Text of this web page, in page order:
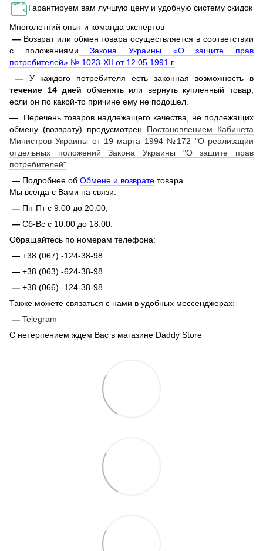
Гарантируем вам лучшую цену и удобную систему скидок
Многолетний опыт и команда экспертов
— Возврат или обмен товара осуществляется в соответствии
с положениями Закона Украины «О защите прав
потребителей» № 1023-XII от 12.05.1991 г.
— У каждого потребителя есть законная возможность в
течение 14 дней обменять или вернуть купленный товар,
если он по какой-то причине ему не подошел.
—
Перечень товаров надлежащего качества, не подлежащих
обмену (возврату) предусмотрен Постановлением Кабинета
Министров Украины от 19 марта 1994 №172 "О реализации
отдельных положений Закона Украины "О защите прав
потребителей"
— Подробнее об Обмене и возврате товара.
Мы всегда с Вами на связи:
— Пн-Пт с 9:00 до 20:00,
— Сб-Вс с 10:00 до 18:00.
Обращайтесь по номерам телефона:
— +38 (067) -124-38-98
— +38 (063) -624-38-98
— +38 (066) -124-38-98
Также можете связаться с нами в удобных мессенджерах:
— Telegram
С нетерпением ждем Вас в магазине Daddy Store